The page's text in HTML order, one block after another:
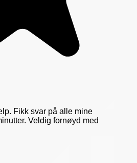
Fikk svar på alle mine
Veldig fornøyd med